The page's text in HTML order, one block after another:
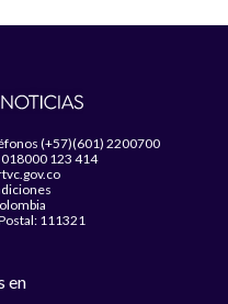
(+57)(601) 2200700
123 414
111321
en